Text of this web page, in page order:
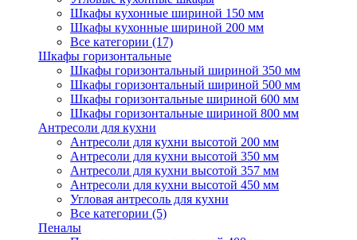
Шкафы кухонные шириной 150 мм
Шкафы кухонные шириной 200 мм
Все категории (17)
Шкафы горизонтальные
Шкафы горизонтальный шириной 350 мм
Шкафы горизонтальный шириной 500 мм
Шкафы горизонтальные шириной 600 мм
Шкафы горизонтальные шириной 800 мм
Антресоли для кухни
Антресоли для кухни высотой 200 мм
Антресоли для кухни высотой 350 мм
Антресоли для кухни высотой 357 мм
Антресоли для кухни высотой 450 мм
Угловая антресоль для кухни
Все категории (5)
Пеналы